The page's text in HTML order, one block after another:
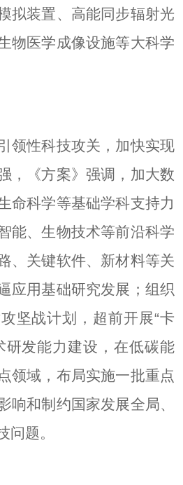
拟装置、高能同步辐射光
物医学成像设施等大科学
领性科技攻关，加快实现
，《方案》强调，加大数
命科学等基础学科支持力
能、生物技术等前沿科学
、关键软件、新材料等关
应用基础研究发展；组织
坚战计划，超前开展“卡
研发能力建设，在低碳能
领域，布局实施一批重点
响和制约国家发展全局、
问题。